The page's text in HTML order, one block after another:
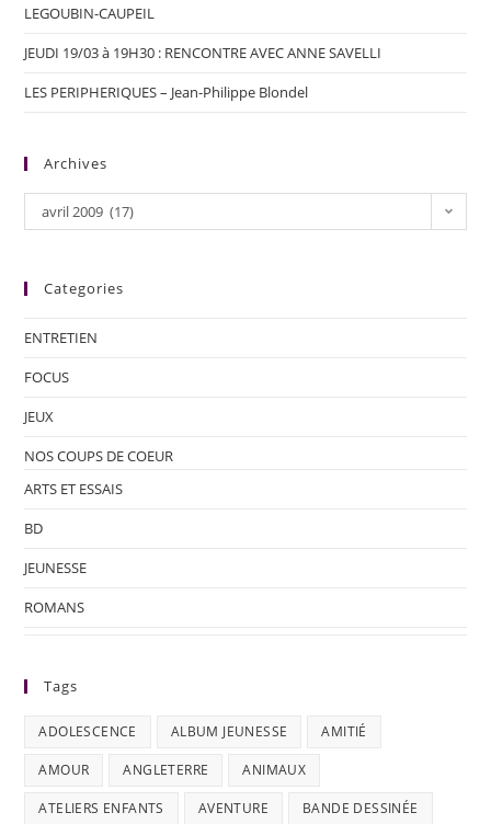
LEGOUBIN-CAUPEIL
JEUDI 19/03 à 19H30 : RENCONTRE AVEC ANNE SAVELLI
LES PERIPHERIQUES – Jean-Philippe Blondel
Archives
avril 2009 (17)
Categories
ENTRETIEN
FOCUS
JEUX
NOS COUPS DE COEUR
ARTS ET ESSAIS
BD
JEUNESSE
ROMANS
Tags
ADOLESCENCE ALBUM JEUNESSE AMITIÉ
AMOUR ANGLETERRE ANIMAUX
ATELIERS ENFANTS AVENTURE BANDE DESSINÉE